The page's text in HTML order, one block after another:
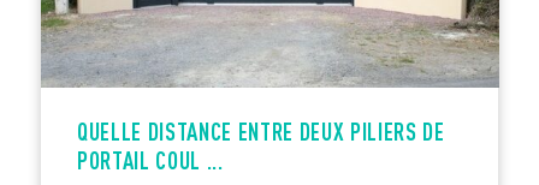
QUELLE DISTANCE ENTRE DEUX PILIERS DE
PORTAIL COUL ...